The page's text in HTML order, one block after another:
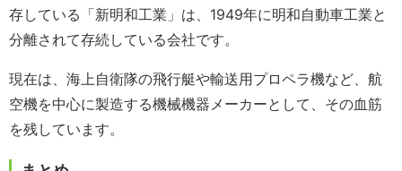
存している「新明和工業」は、1949年に明和自動車工業と
分離されて存続している会社です。
現在は、海上自衛隊の飛行艇や輸送用プロペラ機など、航
空機を中心に製造する機械機器メーカーとして、その血筋
を残しています。